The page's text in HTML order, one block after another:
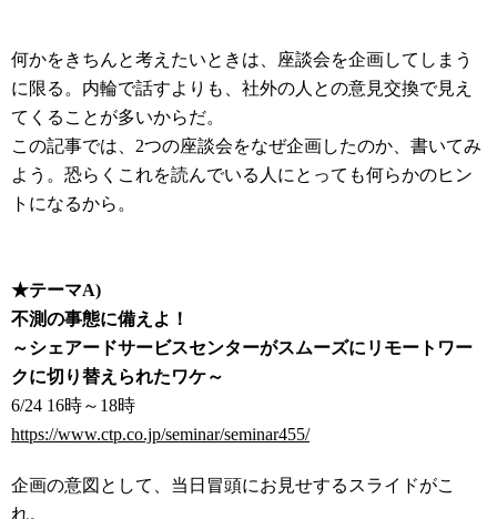
何かをきちんと考えたいときは、座談会を企画してしまう
に限る。内輪で話すよりも、社外の人との意見交換で見え
てくることが多いからだ。
この記事では、2つの座談会をなぜ企画したのか、書いてみ
よう。恐らくこれを読んでいる人にとっても何らかのヒン
トになるから。
★テーマA)
不測の事態に備えよ！
～シェアードサービスセンターがスムーズにリモートワー
クに切り替えられたワケ～
6/24 16時～18時
https://www.ctp.co.jp/seminar/seminar455/
企画の意図として、当日冒頭にお見せするスライドがこ
れ。